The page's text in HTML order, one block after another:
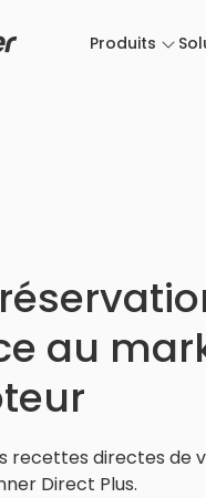
Produits
au
recettes directes de
Direct Plus.